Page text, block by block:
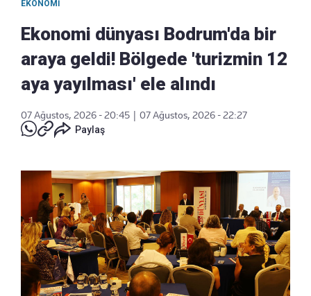
EKONOMI
Ekonomi dünyası Bodrum'da bir
araya geldi! Bölgede 'turizmin 12
aya yayılması' ele alındı
07 Ağustos, 2026 - 20:45
07 Ağustos, 2026 - 22:27
Paylaş